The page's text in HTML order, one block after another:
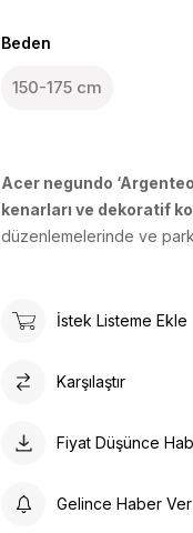
Beden
150-175 cm
Acer negundo
kenarları ve dekoratif
düzenlemelerinde ve
İstek Listeme Ekle
Karşılaştır
Fiyat Düşünce
Gelince Haber Ver